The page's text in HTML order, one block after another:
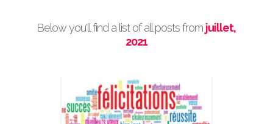
Below you'll find a list of all posts from juillet,
2021